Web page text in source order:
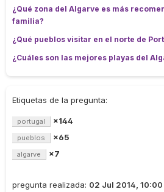
¿Qué zona del Algarve es más
familia?
¿Qué pueblos visitar en el norte de
¿Cuáles son las mejores playas del
Etiquetas de la pregunta:
portugal ×144
pueblos ×65
algarve ×7
pregunta realizada: 02 Jul 2014, 10:00